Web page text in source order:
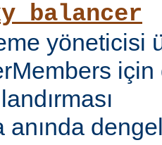
yöneticisi
için
anında